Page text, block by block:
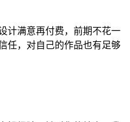
计满意再付费，前期不花一
任，对自己的作品也有足够